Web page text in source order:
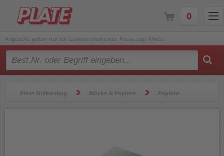
Angebote gelten nur für Gewerbetreibende. Preise zzgl. MwSt.
Type 2 or more characters for results.
Plate Onlineshop Blöcke & Papiere Papiere
0